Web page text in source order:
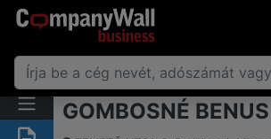
GOMBOSNÉ